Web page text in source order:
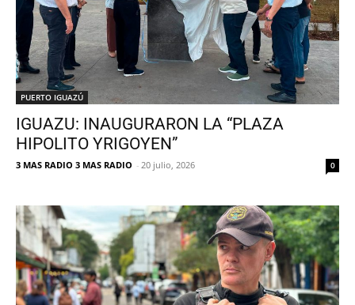
PUERTO IGUAZÚ
IGUAZU: INAUGURARON LA “PLAZA
HIPOLITO YRIGOYEN”
3 MAS RADIO 3 MAS RADIO - 20 julio, 2026 0